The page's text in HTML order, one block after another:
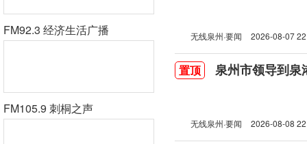
FM92.3 经济生活广播
FM105.9 刺桐之声
无线泉州·要闻 2026-08-07
置顶 泉州市领导到泉
无线泉州·要闻 2026-08-08